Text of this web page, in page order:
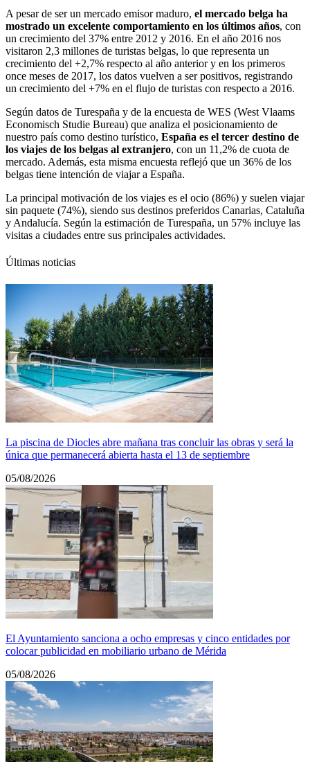
A pesar de ser un mercado emisor maduro, el mercado belga ha
mostrado un excelente comportamiento en los últimos años, con
un crecimiento del 37% entre 2012 y 2016. En el año 2016 nos
visitaron 2,3 millones de turistas belgas, lo que representa un
crecimiento del +2,7% respecto al año anterior y en los primeros
once meses de 2017, los datos vuelven a ser positivos, registrando
un crecimiento del +7% en el flujo de turistas con respecto a 2016.
Según datos de Turespaña y de la encuesta de WES (West Vlaams
Economisch Studie Bureau) que analiza el posicionamiento de
nuestro país como destino turístico, España es el tercer destino de
los viajes de los belgas al extranjero, con un 11,2% de cuota de
mercado. Además, esta misma encuesta reflejó que un 36% de los
belgas tiene intención de viajar a España.
La principal motivación de los viajes es el ocio (86%) y suelen viajar
sin paquete (74%), siendo sus destinos preferidos Canarias, Cataluña
y Andalucía. Según la estimación de Turespaña, un 57% incluye las
visitas a ciudades entre sus principales actividades.
Últimas noticias
La piscina de Diocles abre mañana tras concluir las obras y será la
única que permanecerá abierta hasta el 13 de septiembre
05/08/2026
El Ayuntamiento sanciona a ocho empresas y cinco entidades por
colocar publicidad en mobiliario urbano de Mérida
05/08/2026